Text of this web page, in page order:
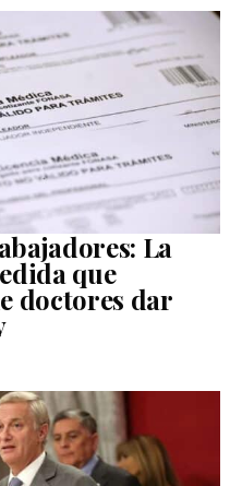
La
que
doctores dar